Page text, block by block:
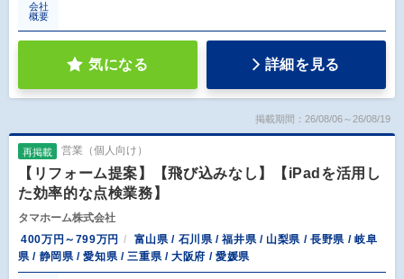
会社
概要
気になる 詳細を見る
掲載期間：26/08/06～26/08/19
再掲載 営業（個人向け）
【リフォーム提案】【飛び込みなし】【iPadを活用し
た効率的な点検業務】
タマホーム株式会社
400万円～799万円
富山県 / 石川県 / 福井県 / 山梨県 / 長野県 / 岐阜
県 / 静岡県 / 愛知県 / 三重県 / 大阪府 / 愛媛県